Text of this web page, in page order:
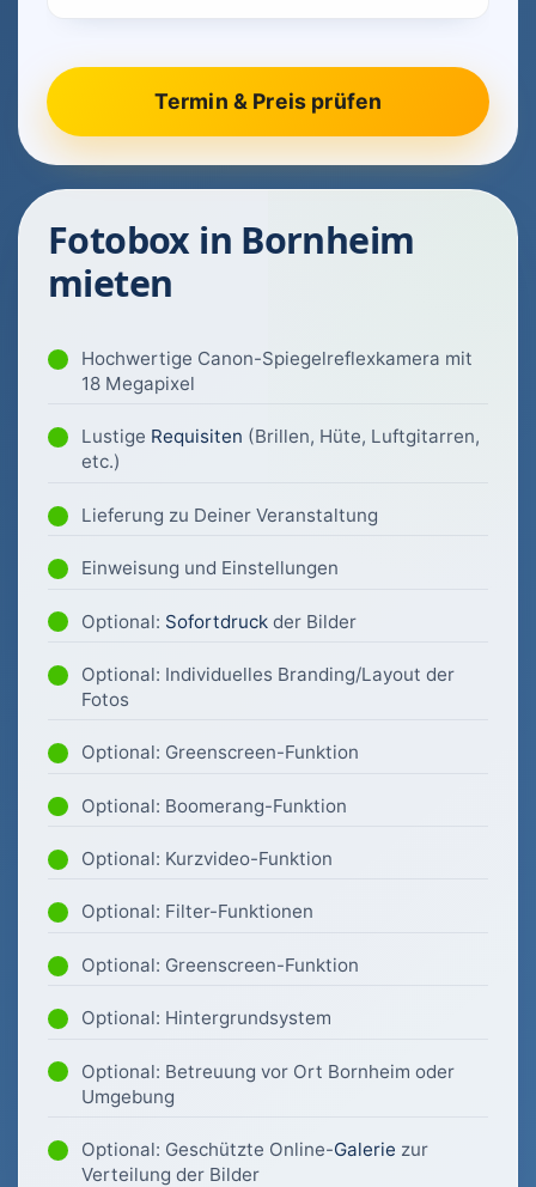
Fotobox in Bornheim
mieten
Hochwertige Canon-Spiegelreflexkamera mit
18 Megapixel
Lustige Requisiten (Brillen, Hüte, Luftgitarren,
etc.)
Lieferung zu Deiner Veranstaltung
Einweisung und Einstellungen
Optional: Sofortdruck der Bilder
Optional: Individuelles Branding/Layout der
Fotos
Optional: Greenscreen-Funktion
Optional: Boomerang-Funktion
Optional: Kurzvideo-Funktion
Optional: Filter-Funktionen
Optional: Greenscreen-Funktion
Optional: Hintergrundsystem
Optional: Betreuung vor Ort Bornheim oder
Umgebung
Optional: Geschützte Online-Galerie zur
Verteilung der Bilder